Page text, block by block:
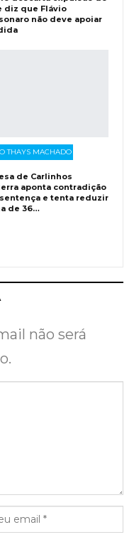
diz que Flávio
não deve apoiar
THAYS MACHADO
de Carlinhos
aponta contradição
e tenta reduzir
de 36…
não será